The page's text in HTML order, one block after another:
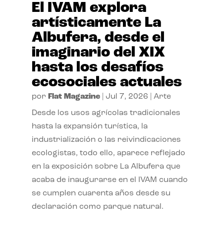
El IVAM explora
artísticamente La
Albufera, desde el
imaginario del XIX
hasta los desafíos
ecosociales actuales
por Flat Magazine| Jul 7, 2026 Arte
Desde los usos agrícolas tradicionales
hasta la expansión turística, la
industrialización o las reivindicaciones
ecologistas, todo ello, aparece reflejado
en la exposición sobre La Albufera que
acaba de inaugurarse en el IVAM cuando
se cumplen cuarenta años desde su
declaración como parque natural.